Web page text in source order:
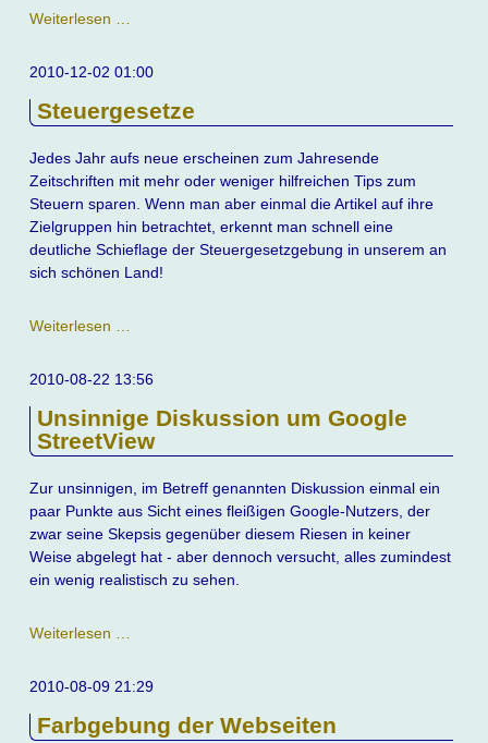
Weiterlesen …
2010-12-02 01:00
Steuergesetze
Jedes Jahr aufs neue erscheinen zum Jahresende
Zeitschriften mit mehr oder weniger hilfreichen Tips zum
Steuern sparen. Wenn man aber einmal die Artikel auf ihre
Zielgruppen hin betrachtet, erkennt man schnell eine
deutliche Schieflage der Steuergesetzgebung in unserem an
sich schönen Land!
Weiterlesen …
2010-08-22 13:56
Unsinnige Diskussion um Google
StreetView
Zur unsinnigen, im Betreff genannten Diskussion einmal ein
paar Punkte aus Sicht eines fleißigen Google-Nutzers, der
zwar seine Skepsis gegenüber diesem Riesen in keiner
Weise abgelegt hat - aber dennoch versucht, alles zumindest
ein wenig realistisch zu sehen.
Weiterlesen …
um
StreetView
2010-08-09 21:29
Farbgebung der Webseiten